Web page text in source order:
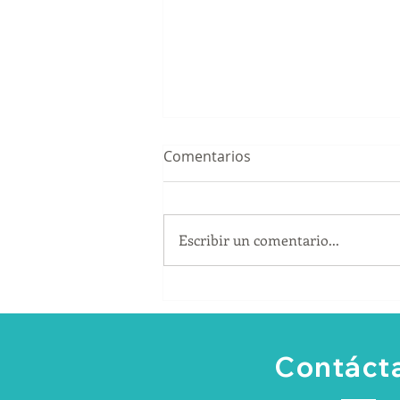
artículos promocionales en
Comentarios
Escribir un comentario...